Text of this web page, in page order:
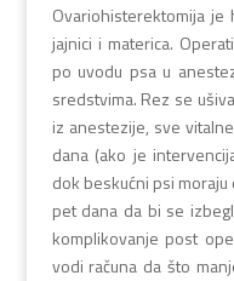
Ovariohisterektomija
jajnici i materica.
po uvodu psa u
sredstvima. Rez se
iz anestezije, sve
dana (ako je
dok beskućni psi
pet dana da bi se
komplikovanje post
vodi računa da što